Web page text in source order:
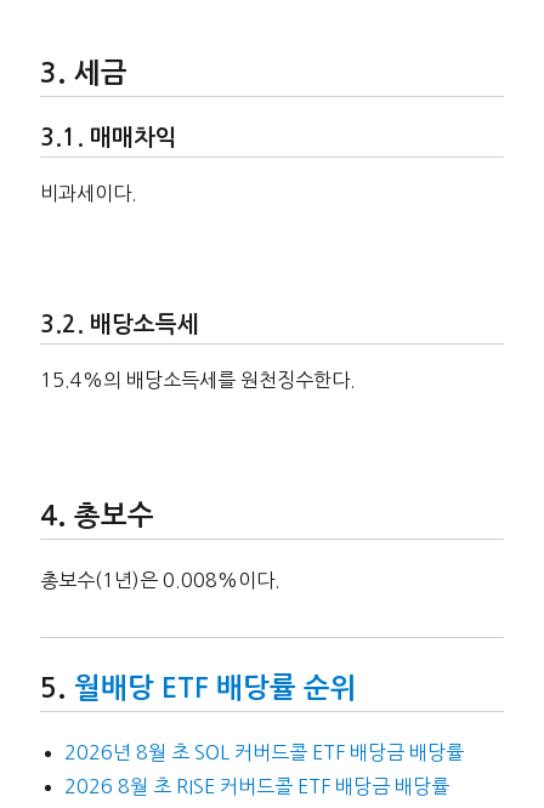
세금
매매차익
비과세이다.
배당소득세
15.4%의 배당소득세를 원천징수한다.
총보수
총보수(1년)은 0.008%이다.
월배당 ETF 배당률 순위
2026년 8월 초 SOL 커버드콜 ETF 배당금 배당률
2026 8월 초 RISE 커버드콜 ETF 배당금 배당률